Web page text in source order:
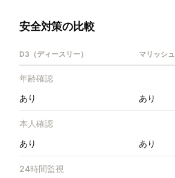
安全対策の比較
D3（ディースリー） マリッシュ
年齢確認
あり
あり
本人確認
あり
あり
24時間監視